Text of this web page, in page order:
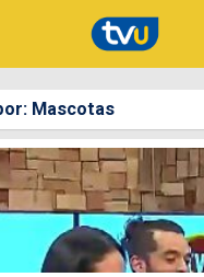
Mascotas